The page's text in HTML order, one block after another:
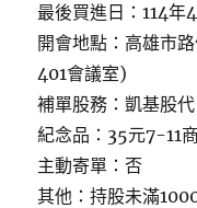
最後買進日：114年
開會地點：高雄市
401會議室)
補單股務：凱基股代
紀念品：35元7-11
主動寄單：否
其他：持股未滿